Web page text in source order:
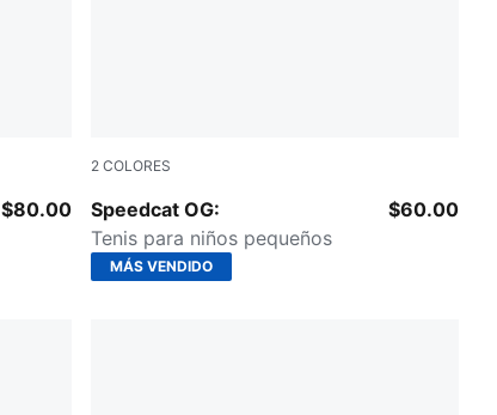
$80.00
2 COLORES
Speedcat OG:
For All Time Red-PUMA White
Tenis para niños pequeños
$60.00
MÁS VENDIDO